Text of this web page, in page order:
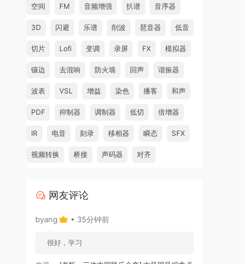
空间 FM 音频增强 扒谱 音序器
3D 闪避 乐谱 削波 琶音器 低音
切片 Lofi 变调 录屏 FX 模拟器
镶边 去混响 防火墙 回声 谐振器
波表 VSL 增益 染色 播客 和声
PDF 抑制器 调制器 低切 倍增器
IR 电音 刻录 移相器 瞬态 SFX
视频转换 桥接 声码器 对齐
网友评论
byang • 35分钟前
很好，学习